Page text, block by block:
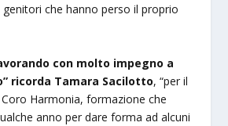
che hanno perso il proprio
con molto impegno a
ricorda Tamara Sacilotto, “per il
Harmonia, formazione che
anno per dare forma ad alcuni